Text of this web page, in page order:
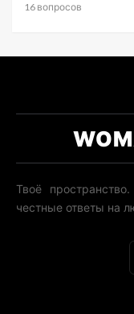
16 вопросов
Твоё
честные ответы на